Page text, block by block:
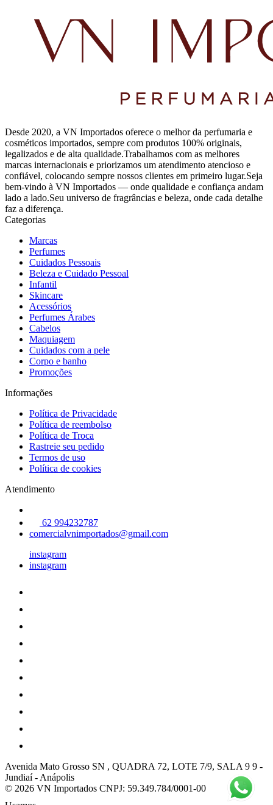
Desde 2020, a VN Importados oferece o melhor da perfumaria e
cosméticos importados, sempre com produtos 100% originais,
legalizados e de alta qualidade.Trabalhamos com as melhores
marcas internacionais e priorizamos um atendimento atencioso e
confiável, colocando sempre nossos clientes em primeiro lugar.Seja
bem-vindo à VN Importados — onde qualidade e confiança andam
lado a lado.Seu universo de fragrâncias e beleza, onde cada detalhe
faz a diferença.
Categorias
Marcas
Perfumes
Cuidados Pessoais
Beleza e Cuidado Pessoal
Infantil
Skincare
Acessórios
Perfumes Árabes
Cabelos
Maquiagem
Cuidados com a pele
Corpo e banho
Promoções
Informações
Política de Privacidade
Política de reembolso
Política de Troca
Rastreie seu pedido
Termos de uso
Política de cookies
Atendimento
62 994232787
comercialvnimportados@gmail.com
instagram
instagram
Avenida Mato Grosso SN , QUADRA 72, LOTE 7/9, SALA 9 9 -
Jundiaí - Anápolis
© 2026 VN Importados CNPJ: 59.349.784/0001-00